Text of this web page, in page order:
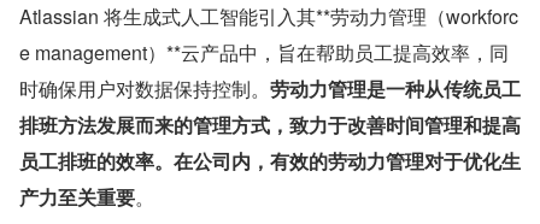
Atlassian 将生成式人工智能引入其**劳动力管理（workforc
e management）**云产品中，旨在帮助员工提高效率，同
时确保用户对数据保持控制。 劳动力管理是一种从传统员工
排班方法发展而来的管理方式，致力于改善时间管理和提高
员工排班的效率。在公司内，有效的劳动力管理对于优化生
产力至关重要。